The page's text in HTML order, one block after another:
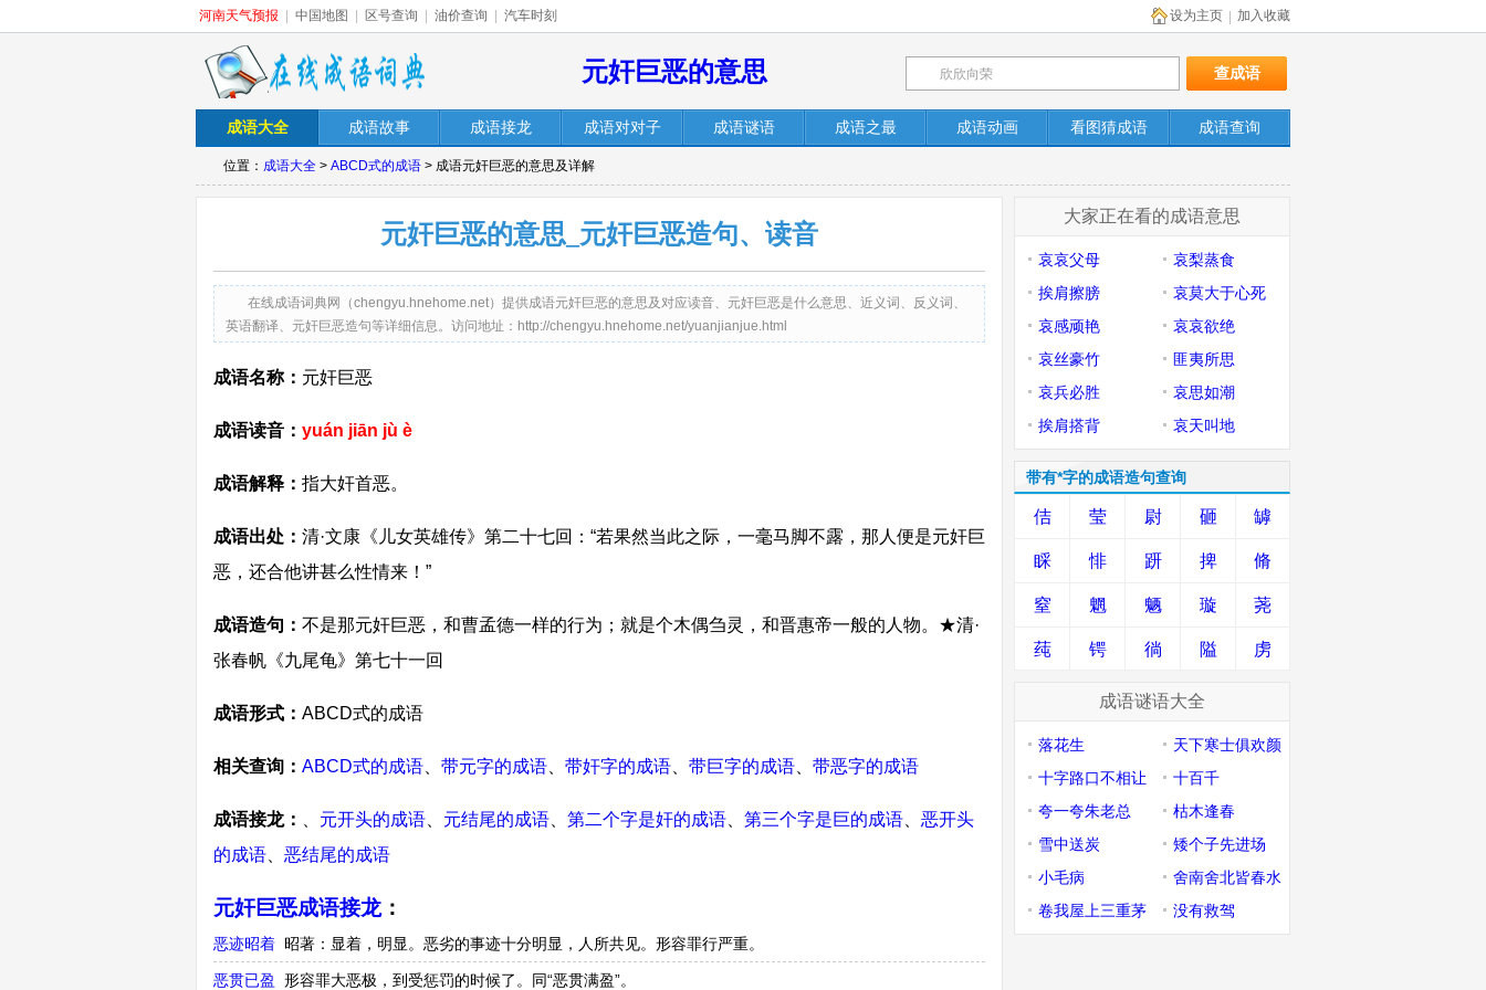
河南天气预报 中国地图 区号查询 油价查询 汽车时刻 加入收藏
设为主页
元奸巨恶的意思
成语大全 成语故事 成语接龙 成语对对子 成语谜语 成语之最 成语动画 看图猜成语 成语查询
位置： 成语大全 > ABCD式的成语 > 成语元奸巨恶的意思及详解
元奸巨恶的意思_元奸巨恶造句、读音
在线成语词典网（chengyu.hnehome.net）提供成语元奸巨恶的意思及对应读音、元奸巨恶是什么意思、近义词、反义词、
英语翻译、元奸巨恶造句等详细信息。访问地址：http://chengyu.hnehome.net/yuanjianjue.html
成语名称： 元奸巨恶
成语读音： yuán jiān jù è
成语解释： 指大奸首恶。
成语出处： 清·文康《儿女英雄传》第二十七回：“若果然当此之际，一毫马脚不露，那人便是元奸巨
恶，还合他讲甚么性情来！”
成语造句： 不是那元奸巨恶，和曹孟德一样的行为；就是个木偶刍灵，和晋惠帝一般的人物。★清·
张春帆《九尾龟》第七十一回
成语形式： ABCD式的成语
相关查询： ABCD式的成语 带元字的成语 带奸字的成语 带巨字的成语 带恶字的成语
成语接龙： 元开头的成语 元结尾的成语 第二个字是奸的成语 第三个字是巨的成语
恶开头
的成语
恶结尾的成语
元奸巨恶成语接龙：
恶迹昭着 昭著：显着，明显。恶劣的事迹十分明显，人所共见。形容罪行严重。
恶贯已盈 形容罪大恶极，到受惩罚的时候了。同“恶贯满盈”。
大家正在看的成语意思
哀哀父母
哀梨蒸食
挨肩擦膀
哀莫大于心死
哀感顽艳
哀哀欲绝
哀丝豪竹
匪夷所思
哀兵必胜
哀思如潮
挨肩搭背
哀天叫地
带有*字的成语造句查询
佶 莹 尉 砸 罅
睬 悱 趼 捭 脩
窒 魍 魉 璇 荛
莼 锷 徜 隘 虏
成语谜语大全
落花生
天下寒士俱欢颜
十字路口不相让
十百千
夸一夸朱老总
枯木逢春
雪中送炭
矮个子先进场
小毛病
舍南舍北皆春水
卷我屋上三重茅
没有救驾